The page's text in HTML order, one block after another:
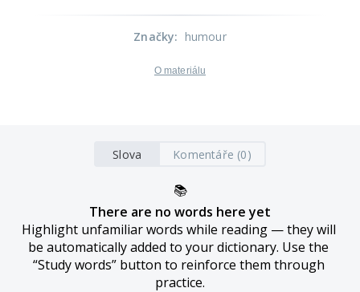
Značky: humour
O materiálu
Slova Komentáře (0)
📚
There are no words here yet
Highlight unfamiliar words while reading — they will
be automatically added to your dictionary. Use the
“Study words” button to reinforce them through
practice.